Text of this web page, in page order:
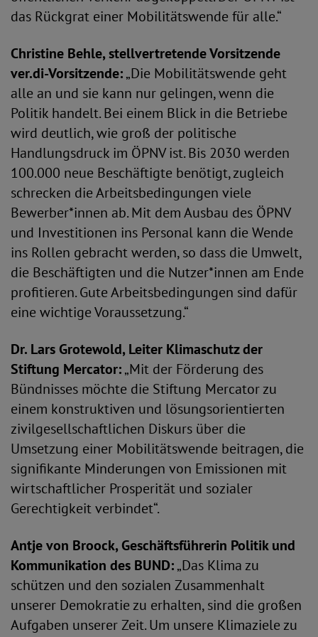
das Rückgrat einer Mobilitätswende für alle.“
Christine Behle, stellvertretende Vorsitzende
ver.di-Vorsitzende:„Die Mobilitätswende geht
alle an und sie kann nur gelingen, wenn die
Politik handelt. Bei einem Blick in die Betriebe
wird deutlich, wie groß der politische
Handlungsdruck im ÖPNV ist. Bis 2030 werden
100.000 neue Beschäftigte benötigt, zugleich
schrecken die Arbeitsbedingungen viele
Bewerber*innen ab. Mit dem Ausbau des ÖPNV
und Investitionen ins Personal kann die Wende
ins Rollen gebracht werden, so dass die Umwelt,
die Beschäftigten und die Nutzer*innen am Ende
profitieren. Gute Arbeitsbedingungen sind dafür
eine wichtige Voraussetzung.“
Dr. Lars Grotewold, Leiter Klimaschutz der
Stiftung Mercator:„Mit der Förderung des
Bündnisses möchte die Stiftung Mercator zu
einem konstruktiven und lösungsorientierten
zivilgesellschaftlichen Diskurs über die
Umsetzung einer Mobilitätswende beitragen, die
signifikante Minderungen von Emissionen mit
wirtschaftlicher Prosperität und sozialer
Gerechtigkeit verbindet“.
Antje von Broock, Geschäftsführerin Politik und
Kommunikation des BUND:„Das Klima zu
schützen und den sozialen Zusammenhalt
unserer Demokratie zu erhalten, sind die großen
Aufgaben unserer Zeit. Um unsere Klimaziele zu